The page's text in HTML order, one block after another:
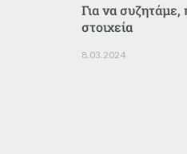
Για να
στοιχεία
8.03.2024